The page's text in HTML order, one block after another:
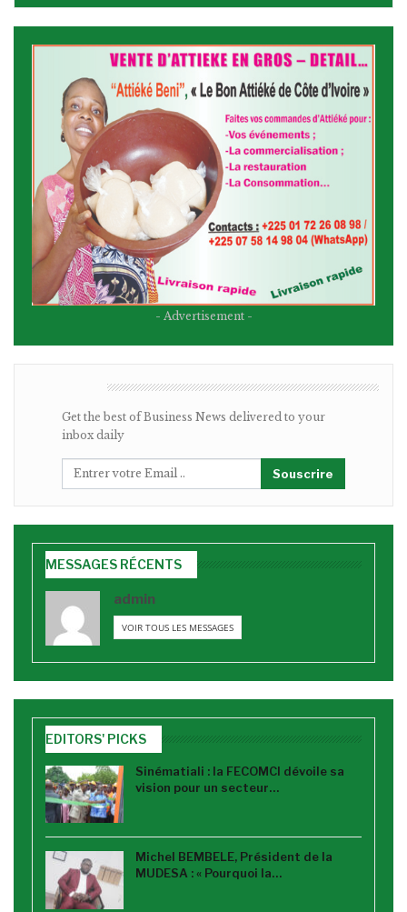
- Advertisement -
Get the best of Business News delivered to your
inbox daily
Souscrire
MESSAGES RÉCENTS
admin
VOIR TOUS LES MESSAGES
EDITORS' PICKS
Sinématiali : la FECOMCI dévoile sa
vision pour un secteur…
Michel BEMBELE, Président de la
MUDESA : « Pourquoi la…